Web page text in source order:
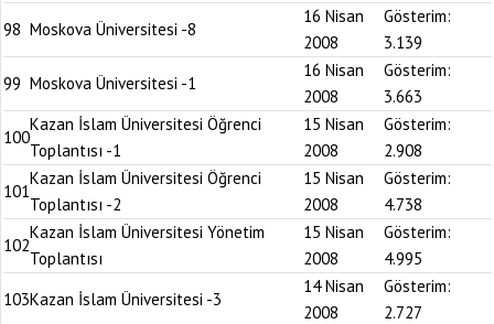
98 Moskova Üniversitesi -8
16 Nisan
2008
Gösterim:
3.139
99 Moskova Üniversitesi -1
16 Nisan
2008
Gösterim:
3.663
100
Kazan İslam Üniversitesi Öğrenci
Toplantısı -1
15 Nisan
2008
Gösterim:
2.908
101
Kazan İslam Üniversitesi Öğrenci
Toplantısı -2
15 Nisan
2008
Gösterim:
4.738
102
Kazan İslam Üniversitesi Yönetim
Toplantısı
15 Nisan
2008
Gösterim:
4.995
103Kazan İslam Üniversitesi -3
14 Nisan
2008
Gösterim:
2.727